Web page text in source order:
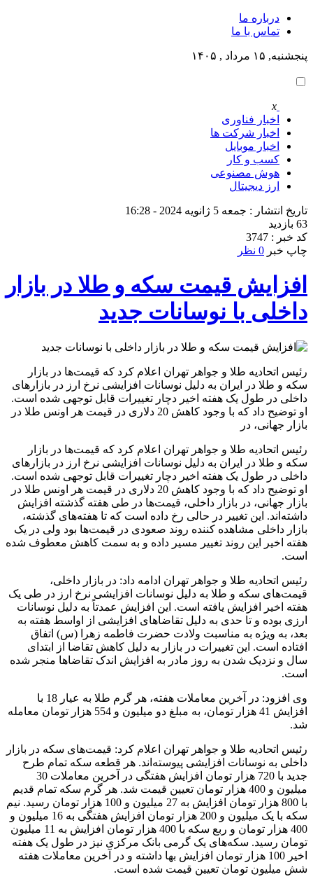
درباره ما
تماس با ما
پنجشنبه, ۱۵ مرداد , ۱۴۰۵
x
اخبار فناوری
اخبار شرکت ها
اخبار موبایل
کسب و کار
هوش مصنوعی
ارز دیجیتال
تاریخ انتشار : جمعه 5 ژانویه 2024 - 16:28
63 بازدید
کد خبر : 3747
چاپ خبر 0 نظر
افزایش قیمت سکه و طلا در بازار
داخلی با نوسانات جدید
رئیس اتحادیه طلا و جواهر تهران اعلام کرد که قیمت‌ها در بازار
سکه و طلا در ایران به دلیل نوسانات افزایشی نرخ ارز در بازارهای
داخلی در طول یک هفته اخیر دچار تغییرات قابل توجهی شده است.
او توضیح داد که با وجود کاهش 20 دلاری در قیمت هر اونس طلا در
بازار جهانی، در
رئیس اتحادیه طلا و جواهر تهران اعلام کرد که قیمت‌ها در بازار
سکه و طلا در ایران به دلیل نوسانات افزایشی نرخ ارز در بازارهای
داخلی در طول یک هفته اخیر دچار تغییرات قابل توجهی شده است.
او توضیح داد که با وجود کاهش 20 دلاری در قیمت هر اونس طلا در
بازار جهانی، در بازار داخلی، قیمت‌ها در طی هفته گذشته افزایش
داشته‌اند. این تغییر در حالی رخ داده است که تا هفته‌های گذشته،
بازار داخلی مشاهده کننده روند صعودی در قیمت‌ها بود ولی در یک
هفته اخیر این روند تغییر مسیر داده و به سمت کاهش معطوف شده
است.
رئیس اتحادیه طلا و جواهر تهران ادامه داد: در بازار داخلی،
قیمت‌های سکه و طلا به دلیل نوسانات افزایشی نرخ ارز در طی یک
هفته اخیر افزایش یافته است. این افزایش عمدتاً به دلیل نوسانات
ارزی بوده و تا حدی به دلیل تقاضاهای افزایشی از اواسط هفته به
بعد، به ویژه به مناسبت ولادت حضرت فاطمه زهرا (س) اتفاق
افتاده است. این تغییرات در بازار به دلیل کاهش تقاضا از ابتدای
سال و نزدیک شدن به روز مادر به افزایش اندک تقاضاها منجر شده
است.
وی افزود: در آخرین معاملات هفته، هر گرم طلا به عیار 18 با
افزایش 41 هزار تومان، به مبلغ دو میلیون و 554 هزار تومان معامله
شد.
رئیس اتحادیه طلا و جواهر تهران اعلام کرد: قیمت‌های سکه در بازار
داخلی به نوسانات افزایشی پیوسته‌اند. هر قطعه سکه تمام طرح
جدید با 720 هزار تومان افزایش هفتگی در آخرین معاملات 30
میلیون و 400 هزار تومان تعیین قیمت شد. هر گرم سکه تمام قدیم
با 800 هزار تومان افزایش به 27 میلیون و 100 هزار تومان رسید. نیم
سکه با یک میلیون و 200 هزار تومان افزایش هفتگی به 16 میلیون و
400 هزار تومان و ربع سکه با 400 هزار تومان افزایش به 11 میلیون
تومان رسید. سکه‌های یک گرمی بانک مرکزی نیز در طول یک هفته
اخیر 100 هزار تومان افزایش بها داشته و در آخرین معاملات هفته
شش میلیون تومان تعیین قیمت شده است.